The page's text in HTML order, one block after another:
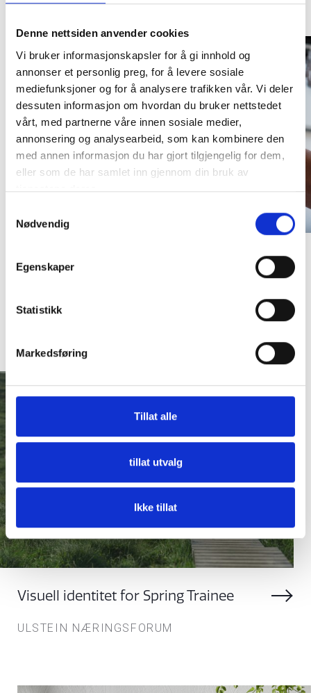
Denne nettsiden anvender cookies
Vi bruker informasjonskapsler for å gi innhold og
annonser et personlig preg, for å levere sosiale
mediefunksjoner og for å analysere trafikken vår. Vi deler
dessuten informasjon om hvordan du bruker nettstedet
vårt, med partnerne våre innen sosiale medier,
annonsering og analysearbeid, som kan kombinere den
med annen informasjon du har gjort tilgjengelig for dem,
eller som de har samlet inn gjennom din bruk av
tjenestene deres.
Nødvendig
Egenskaper
Statistikk
Markedsføring
Tillat alle
tillat utvalg
Ikke tillat
Design og utvikling av B2B-nettside for
ROTOR OFFSHORE
Visuell identitet for Spring Trainee
ULSTEIN NÆRINGSFORUM